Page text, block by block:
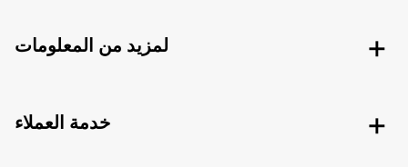
لمزيد من المعلومات
خدمة العملاء